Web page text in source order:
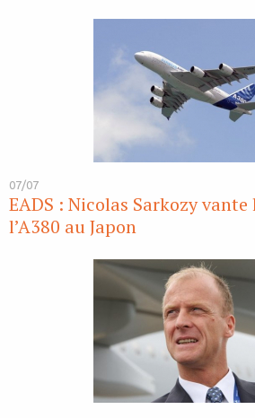
07/07
EADS : Nicolas Sarkozy
l’A380 au Japon